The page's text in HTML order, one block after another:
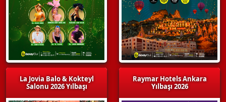
La Jovia Balo & Kokteyl
Salonu 2026 Yılbaşı
Raymar Hotels Ankara
Yılbaşı 2026